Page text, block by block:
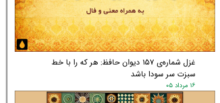
غزل شماره‌ی ۱۵۷ دیوان حافظ: هر که را با خط
سبزت سر سودا باشد
۱۶ مرداد ۰۵